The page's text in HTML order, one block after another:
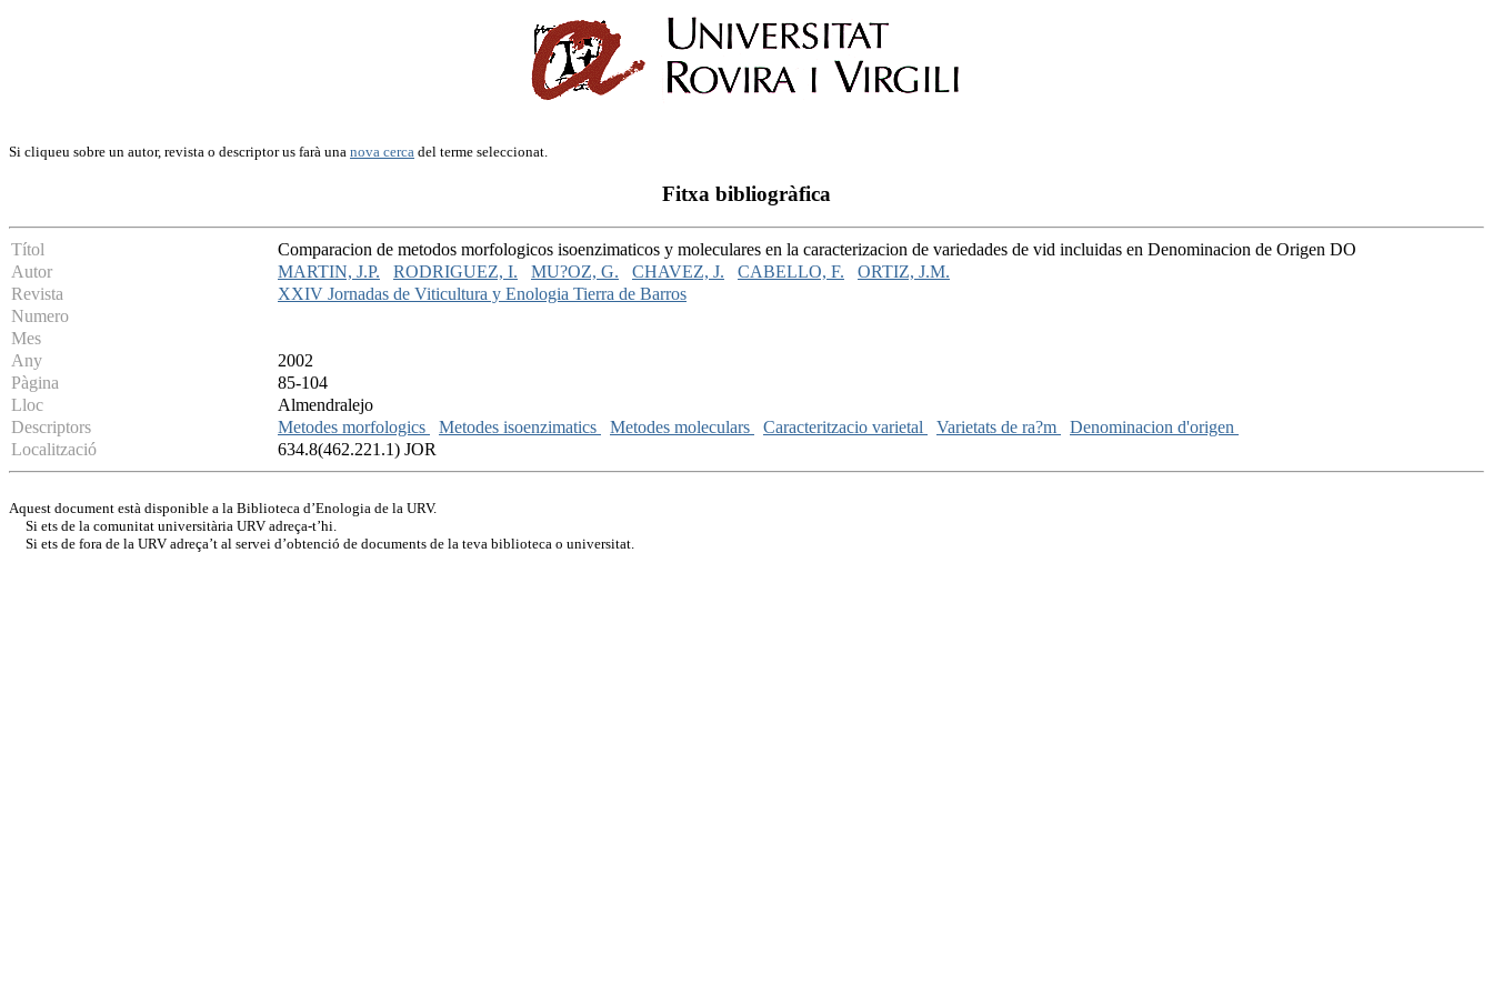
Si cliqueu sobre un autor, revista o descriptor us farà una nova cerca del terme seleccionat.
Fitxa bibliogràfica
Títol
Comparacion de metodos morfologicos isoenzimaticos y moleculares en la caracterizacion de variedades de vid incluidas en Denominacion de Origen DO
Autor
MARTIN, J.P. RODRIGUEZ, I. MU?OZ, G. CHAVEZ, J. CABELLO, F.
ORTIZ, J.M.
Revista
XXIV Jornadas de Viticultura y Enologia Tierra de Barros
Numero
Mes
Any
2002
Pàgina
85-104
Lloc
Almendralejo
Descriptors
Metodes morfologics Metodes isoenzimatics Metodes moleculars Caracteritzacio varietal Varietats de ra?m
Denominacion d'origen
Localització
634.8(462.221.1) JOR
Aquest document està disponible a la Biblioteca d’Enologia de la URV.
Si ets de la comunitat universitària URV adreça-t’hi.
Si ets de fora de la URV adreça’t al servei d’obtenció de documents de la teva biblioteca o universitat.